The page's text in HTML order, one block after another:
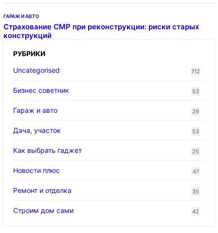
ГАРАЖ И АВТО
Страхование СМР при реконструкции: риски старых
конструкций
РУБРИКИ
Uncategorised
712
Бизнес советник 53
Гараж и авто 29
Дача, участок 53
Как выбрать гаджет 25
Новости плюс 47
Ремонт и отделка 35
Строим дом сами 42